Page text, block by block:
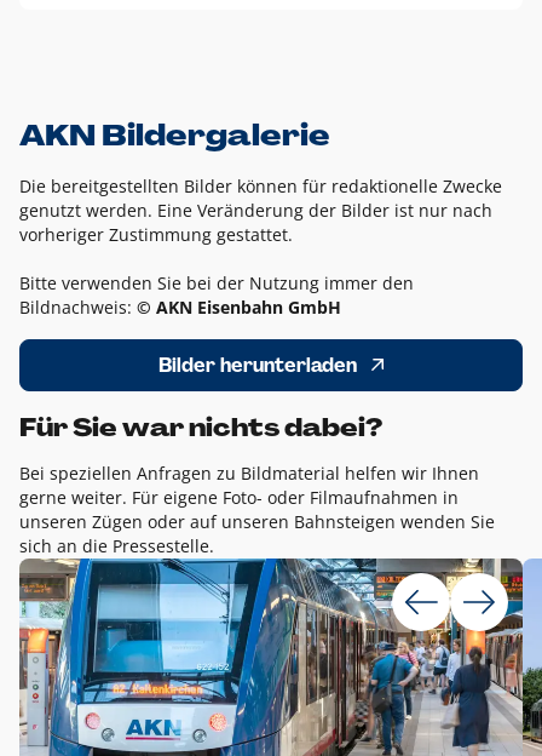
AKN Bildergalerie
Die bereitgestellten Bilder können für redaktionelle Zwecke
genutzt werden. Eine Veränderung der Bilder ist nur nach
vorheriger Zustimmung gestattet.
Bitte verwenden Sie bei der Nutzung immer den
Bildnachweis: © AKN Eisenbahn GmbH
Bilder herunterladen
Für Sie war nichts dabei?
Bei speziellen Anfragen zu Bildmaterial helfen wir Ihnen
gerne weiter. Für eigene Foto- oder Filmaufnahmen in
unseren Zügen oder auf unseren Bahnsteigen wenden Sie
sich an die Pressestelle.